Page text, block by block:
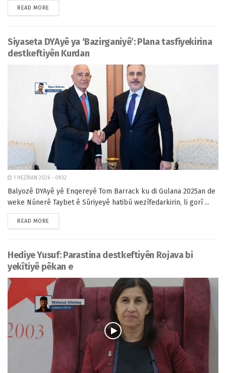
READ MORE
Siyaseta DYAyê ya ‘Bazirganiyê’: Plana tasfiyekirina
destkeftiyên Kurdan
1 HEZÎRAN 2026 - 09:32
Balyozê DYAyê yê Enqereyê Tom Barrack ku di Gulana 2025an de
weke Nûnerê Taybet ê Sûriyeyê hatibû wezîfedarkirin, li gorî ...
READ MORE
Hediye Yusuf: Parastina destkeftiyên Rojava bi
yekîtiyê pêkan e